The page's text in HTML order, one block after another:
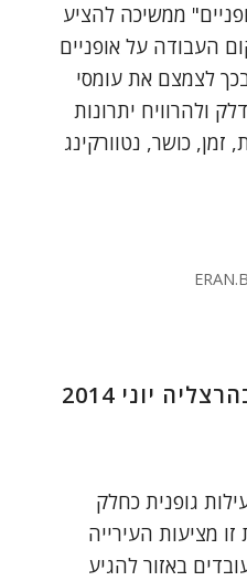
ממשיכה להציע
העבודה על אופניים
לצמצם את עומסי
ולהרוויח יתרונות
כושר, נטוורקינג
יוני 2014
גופנית כחלק
מציעות העירייה
באזור להגיע